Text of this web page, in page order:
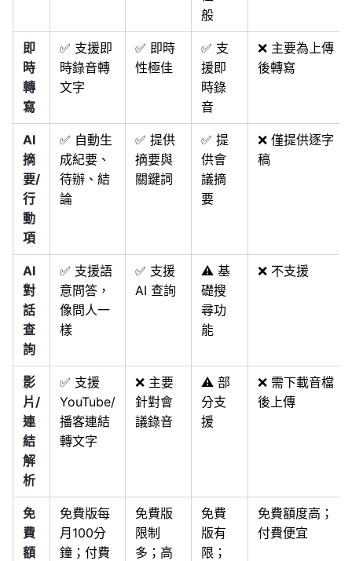
般
即
時
轉
寫
✅ 支援即
時錄音轉
文字
✅ 即時
性極佳
✅ 支
援即
時錄
音
❌ 主要為上傳
後轉寫
AI
摘
要/
行
動
項
✅ 自動生
成紀要、
待辦、結
論
✅ 提供
摘要與
關鍵詞
✅ 提
供會
議摘
要
❌ 僅提供逐字
稿
AI
對
話
查
詢
✅ 支援語
意問答，
像問人一
樣
✅ 支援
AI 查詢
⚠️ 基
礎搜
尋功
能
❌ 不支援
影
片/
連
結
解
析
✅ 支援
YouTube/
播客連結
轉文字
❌ 主要
針對會
議錄音
⚠️ 部
分支
援
❌ 需下載音檔
後上傳
免
費
額
免費版每
月100分
鐘；付費
免費版
限制
多；高
免費
版有
限；
免費額度高；
付費便宜